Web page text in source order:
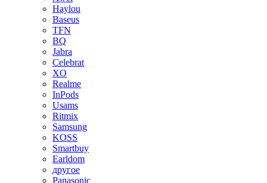
Haylou
Baseus
TFN
BQ
Jabra
Celebrat
XO
Realme
InPods
Usams
Ritmix
Samsung
KOSS
Smartbuy
Earldom
другое
Panasonic